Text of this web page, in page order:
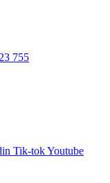
755
Tik-tokYoutube